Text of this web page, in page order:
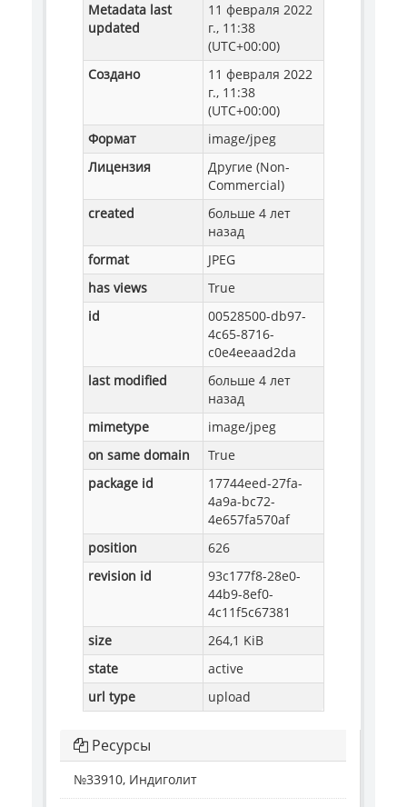
Metadata last
updated
11 февраля 2022
г., 11:38
(UTC+00:00)
Создано
11 февраля 2022
г., 11:38
(UTC+00:00)
Формат
image/jpeg
Лицензия
Другие (Non-
Commercial)
created
больше 4 лет
назад
format
JPEG
has views
True
id
00528500-db97-
4c65-8716-
c0e4eeaad2da
last modified
больше 4 лет
назад
mimetype
image/jpeg
on same domain
True
package id
17744eed-27fa-
4a9a-bc72-
4e657fa570af
position
626
revision id
93c177f8-28e0-
44b9-8ef0-
4c11f5c67381
size
264,1 KiB
state
active
url type
upload
Ресурсы
№33910, Индиголит